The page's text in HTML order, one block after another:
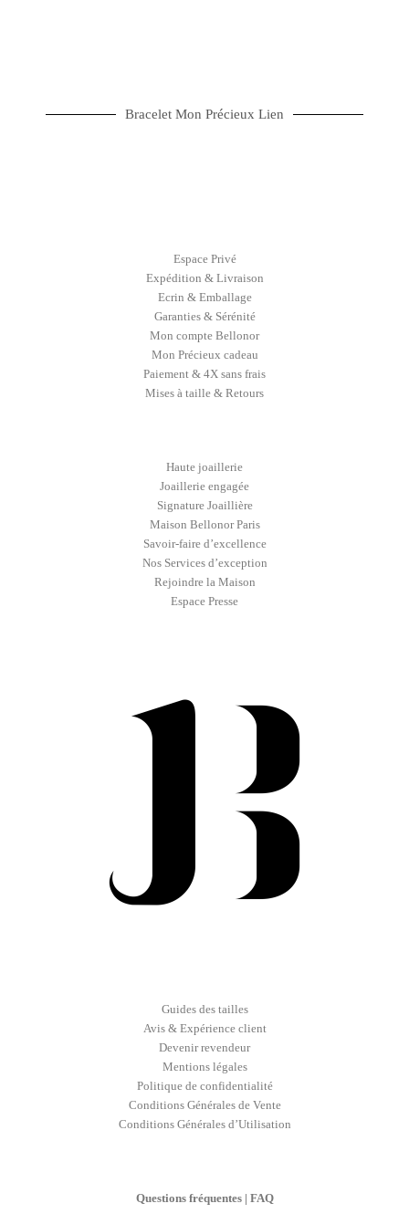
Bracelet Mon Précieux Lien
Espace Privé
Expédition & Livraison
Ecrin & Emballage
Garanties & Sérénité
Mon compte Bellonor
Mon Précieux cadeau
Paiement & 4X sans frais
Mises à taille & Retours
Haute joaillerie
Joaillerie engagée
Signature Joaillière
Maison Bellonor Paris
Savoir-faire d’excellence
Nos Services d’exception
Rejoindre la Maison
Espace Presse
Guides des tailles
Avis & Expérience client
Devenir revendeur
Mentions légales
Politique de confidentialité
Conditions Générales de Vente
Conditions Générales d’Utilisation
Questions fréquentes | FAQ